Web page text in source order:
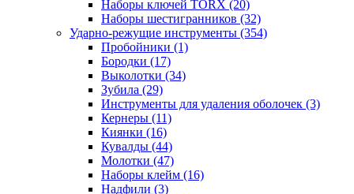
Наборы ключей TORX (20)
Наборы шестигранников (32)
Ударно-режущие инструменты (354)
Пробойники (1)
Бородки (17)
Выколотки (34)
Зубила (29)
Инструменты для удаления оболочек (3)
Кернеры (11)
Киянки (16)
Кувалды (44)
Молотки (47)
Наборы клейм (16)
Надфили (3)